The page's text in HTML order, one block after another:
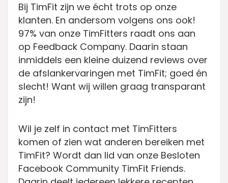
Bij TimFit zijn we écht trots op onze
klanten. En andersom volgens ons ook!
97% van onze TimFitters raadt ons aan
op Feedback Company. Daarin staan
inmiddels een kleine duizend reviews over
de afslankervaringen met TimFit; goed én
slecht! Want wij willen graag transparant
zijn!
Wil je zelf in contact met TimFitters
komen of zien wat anderen bereiken met
TimFit? Wordt dan lid van onze Besloten
Facebook Community TimFit Friends.